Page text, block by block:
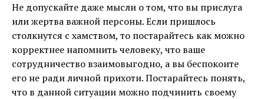
Не допускайте даже мысли о том, что вы прислуга
или жертва важной персоны. Если пришлось
столкнутся с хамством, то постарайтесь как можно
корректнее напомнить человеку, что ваше
сотрудничество взаимовыгодно, а вы беспокоите
его не ради личной прихоти. Постарайтесь понять,
что в данной ситуации можно подчинить своему